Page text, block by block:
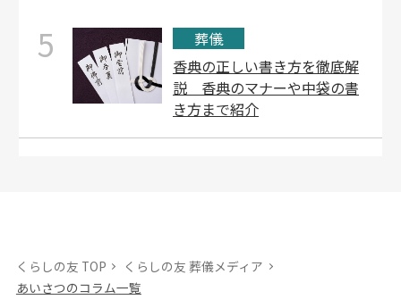
5
葬儀
香典の正しい書き方を徹底解
説 香典のマナーや中袋の書
き方まで紹介
くらしの友 TOP
くらしの友 葬儀メディア
あいさつのコラム一覧